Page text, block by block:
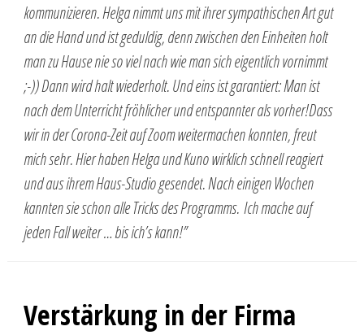
kommunizieren. Helga nimmt uns mit ihrer sympathischen Art gut
an die Hand und ist geduldig, denn zwischen den Einheiten holt
man zu Hause nie so viel nach wie man sich eigentlich vornimmt
;-)) Dann wird halt wiederholt. Und eins ist garantiert: Man ist
nach dem Unterricht fröhlicher und entspannter als vorher!Dass
wir in der Corona-Zeit auf Zoom weitermachen konnten, freut
mich sehr. Hier haben Helga und Kuno wirklich schnell reagiert
und aus ihrem Haus-Studio gesendet. Nach einigen Wochen
kannten sie schon alle Tricks des Programms. Ich mache auf
jeden Fall weiter … bis ich’s kann!”
Verstärkung in der Firma